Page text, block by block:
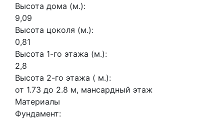
Высота дома (м.):
9,09
Высота цоколя (м.):
0,81
Высота 1-го этажа (м.):
2,8
Высота 2-го этажа ( м.):
от 1.73 до 2.8 м, мансардный этаж
Материалы
Фундамент: